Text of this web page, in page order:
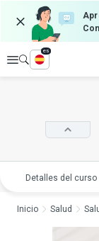
Explorar
es
Detalles del curso
Inicio Salud